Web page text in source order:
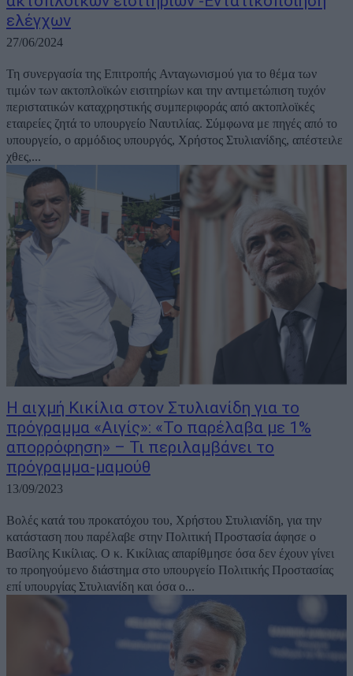
ελέγχων
27/06/2024
Τη συνεργασία της Επιτροπής Ανταγωνισμού για το θέμα των
τιμών των ακτοπλοϊκών εισιτηρίων και την αντιμετώπιση τυχόν
περιστατικών καταχρηστικής συμπεριφοράς από ακτοπλοϊκές
εταιρείες ζητά το υπουργείο Ναυτιλίας. Σύμφωνα με πηγές από το
υπουργείο, ο αρμόδιος υπουργός, Χρήστος Στυλιανίδης, απέστειλε
χθες,...
Η αιχμή Κικίλια στον Στυλιανίδη για το
πρόγραμμα «Αιγίς»: «Το παρέλαβα με 1%
απορρόφηση» – Τι περιλαμβάνει το
πρόγραμμα-μαμούθ
13/09/2023
Βολές κατά του προκατόχου του, Χρήστου Στυλιανίδη, για την
κατάσταση που παρέλαβε στην Πολιτική Προστασία άφησε ο
Βασίλης Κικίλιας. Ο κ. Κικίλιας απαρίθμησε όσα δεν έχουν γίνει
το προηγούμενο διάστημα στο υπουργείο Πολιτικής Προστασίας
επί υπουργίας Στυλιανίδη και όσα ο...